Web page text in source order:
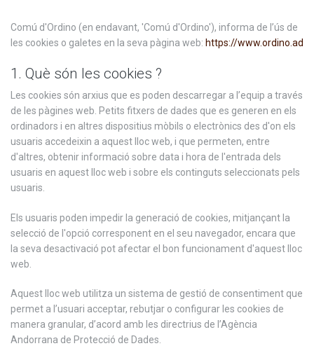
Comú d'Ordino (en endavant, 'Comú d'Ordino'), informa de l’ús de
les cookies o galetes en la seva pàgina web: https://www.ordino.ad
1. Què són les cookies ?
Les cookies són arxius que es poden descarregar a l’equip a través
de les pàgines web. Petits fitxers de dades que es generen en els
ordinadors i en altres dispositius mòbils o electrònics des d'on els
usuaris accedeixin a aquest lloc web, i que permeten, entre
d'altres, obtenir informació sobre data i hora de l'entrada dels
usuaris en aquest lloc web i sobre els continguts seleccionats pels
usuaris.
Els usuaris poden impedir la generació de cookies, mitjançant la
selecció de l'opció corresponent en el seu navegador, encara que
la seva desactivació pot afectar el bon funcionament d'aquest lloc
web.
Aquest lloc web utilitza un sistema de gestió de consentiment que
permet a l’usuari acceptar, rebutjar o configurar les cookies de
manera granular, d’acord amb les directrius de l’Agència
Andorrana de Protecció de Dades.